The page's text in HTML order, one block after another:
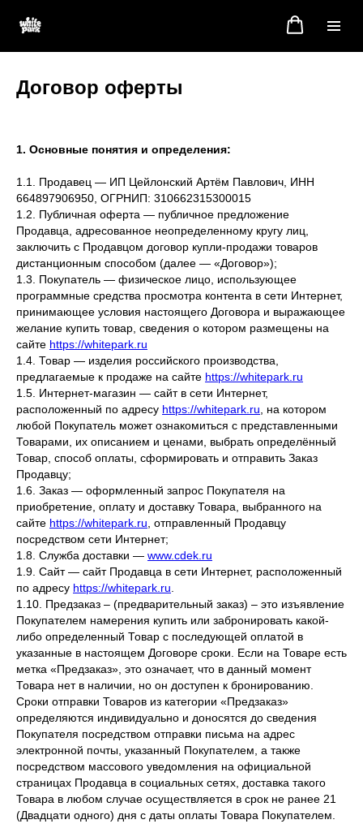
Договор оферты
1. Основные понятия и определения:
1.1. Продавец — ИП Цейлонский Артём Павлович, ИНН
664897906950, ОГРНИП: 310662315300015
1.2. Публичная оферта — публичное предложение
Продавца, адресованное неопределенному кругу лиц,
заключить с Продавцом договор купли-продажи товаров
дистанционным способом (далее — «Договор»);
1.3. Покупатель — физическое лицо, использующее
программные средства просмотра контента в сети Интернет,
принимающее условия настоящего Договора и выражающее
желание купить товар, сведения о котором размещены на
сайтe https://whitepark.ru
1.4. Товар — изделия российского производства,
предлагаемые к продаже на сайте https://whitepark.ru
1.5. Интернет-магазин — сайт в сети Интернет,
расположенный по адресу https://whitepark.ru , на котором
любой Покупатель может ознакомиться с представленными
Товарами, их описанием и ценами, выбрать определённый
Товар, способ оплаты, сформировать и отправить Заказ
Продавцу;
1.6. Заказ — оформленный запрос Покупателя на
приобретение, оплату и доставку Товара, выбранного на
сайте https://whitepark.ru , отправленный Продавцу
посредством сети Интернет;
1.8. Служба доставки — www.cdek.ru
1.9. Сайт — сайт Продавца в сети Интернет, расположенный
по адресу https://whitepark.ru
1.10. Предзаказ – (предварительный заказ) – это изъявление
Покупателем намерения купить или забронировать какой-
либо определенный Товар с последующей оплатой в
указанные в настоящем Договоре сроки. Если на Товаре есть
метка «Предзаказ», это означает, что в данный момент
Товара нет в наличии, но он доступен к бронированию.
Сроки отправки Товаров из категории «Предзаказ»
определяются индивидуально и доносятся до сведения
Покупателя посредством отправки письма на адрес
электронной почты, указанный Покупателем, а также
посредством массового уведомления на официальной
страницах Продавца в социальных сетях, доставка такого
Товара в любом случае осуществляется в срок не ранее 21
(Двадцати одного) дня с даты оплаты Товара Покупателем.